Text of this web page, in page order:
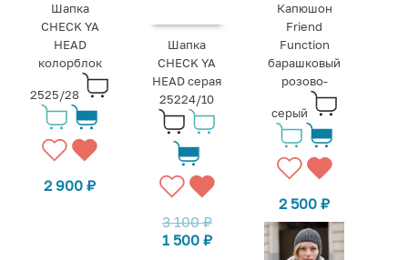
Шапка
CHECK YA
HEAD
колорблок
2525/28
2 900₽
Шапка
CHECK YA
HEAD серая
25224/10
3 100₽
1 500 ₽
Капюшон
Friend
Function
барашковый
розово-
серый
2 500₽